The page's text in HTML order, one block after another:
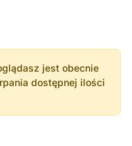
jest obecnie
dostępnej ilości